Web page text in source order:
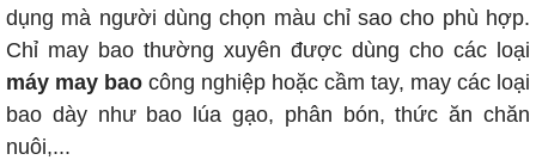
dụng mà người dùng chọn màu chỉ sao cho phù hợp.
Chỉ may bao thường xuyên được dùng cho các loại
máy may bao công nghiệp hoặc cầm tay, may các loại
bao dày như bao lúa gạo, phân bón, thức ăn chăn
nuôi,...